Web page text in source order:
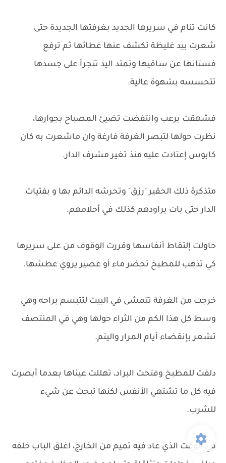
كانت تنام في سريرها الجديد بغرفتها الجديدة حتى
شعرت بيد غليظة تكشف عنها غطائها ثم ترفع
فستانها عن ساقيها وتمتد اليد تتجرأ على جسدها
تتحسسه بشهوة عالية.
فشهقت برعب وانتفضت تضيئ المصباح بجوارها،
نظرت حولها لتبصر الغرفة فارغة وان ماشعرت به كان
كابوس إعتادت عليه منذ تغير مشرف الدار.
متذكرة ذلك الحقير "رزق" وتحرشه الدائم بها و بفتيات
الدار حتى بات يراودهم كذلك في أحلامهم.
حاولت إلتقاط أنفاسها وقررت الوقوف من على سريرها
كي تذهب للمطبخ تحضر ماء أو عصير يروي عطشها.
خرجت من الغرفة تتمشى في البيت لتتبسم براحه وهي
وسط كل هذا الكم من الثراء حولها وهي في المنتصف
تشعر بإنقضاء أيام المرار واليتم.
دلفت للمطبخ وفتحت البراد، تهللت عيناها بعدما أبصرت
فيه كل ما تشتهي الأنفس لكنها تبحث عن شيء
للشرب.
في الوقت الذي عاد فيه تميم من الخارج، اغلق الباب خلفه